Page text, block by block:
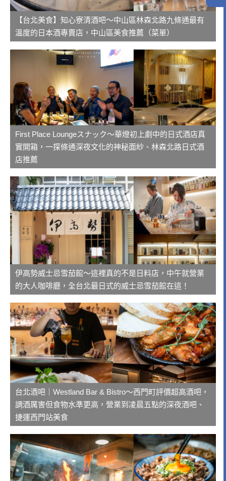
【台北美食】知心寮清酒吧～中山區林森北路九條通最有
溫度的日本酒專賣店，中山區美食推薦（菜單）
First Place Loungeスナック～華燈初上劇中的日式酒店真
實開箱，一探條通深夜文化的神秘面紗、林森北路日式酒
店推薦
伊高勢威士忌雪茄館～這裡真的不是日料店，中午就營業
的大人咖啡廳，全台北最日式的威士忌雪茄館在這！
台北酒吧｜Westland Bar & Bistro～西門町評價超高酒吧，
調酒厲害但食物水準更高，營業到凌晨五點的深夜酒吧、
捷運西門站美食